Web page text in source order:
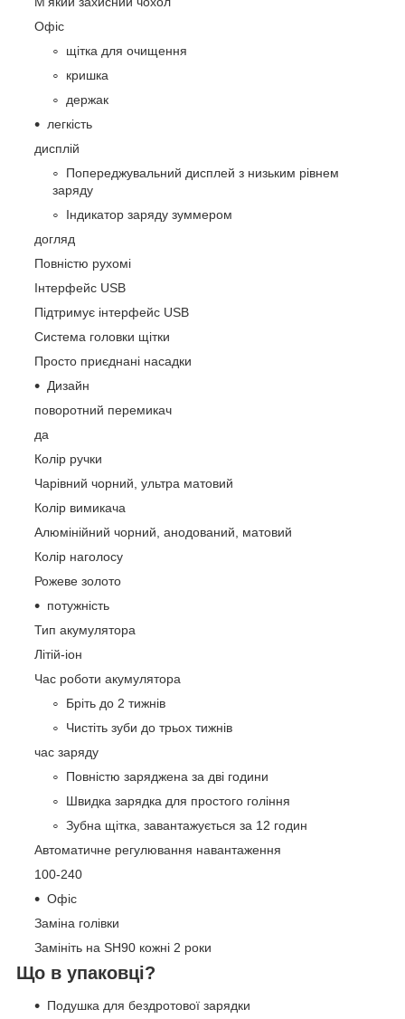
Офіс
щітка для очищення
кришка
держак
легкість
дисплій
Попереджувальний дисплей з низьким рівнем
заряду
Індикатор заряду зуммером
догляд
Повністю рухомі
Інтерфейс USB
Підтримує інтерфейс USB
Система головки щітки
Просто приєднані насадки
Дизайн
поворотний перемикач
да
Колір ручки
Чарівний чорний, ультра матовий
Колір вимикача
Алюмінійний чорний, анодований, матовий
Колір наголосу
Рожеве золото
потужність
Тип акумулятора
Літій-іон
Час роботи акумулятора
Бріть до 2 тижнів
Чистіть зуби до трьох тижнів
час заряду
Повністю заряджена за дві години
Швидка зарядка для простого гоління
Зубна щітка, завантажується за 12 годин
Автоматичне регулювання навантаження
100-240
Офіс
Заміна голівки
Замініть на SH90 кожні 2 роки
Що в упаковці?
Подушка для бездротової зарядки